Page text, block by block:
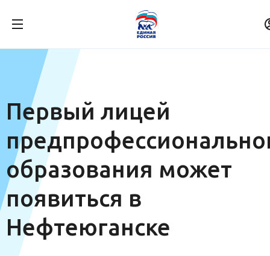
Первый лицей
образования может
появиться в
Нефтеюганске